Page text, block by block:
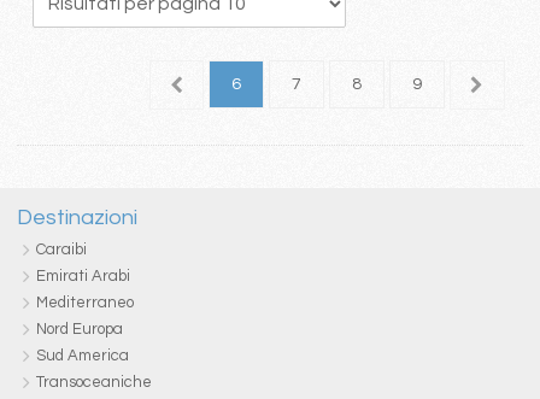
5 6 7 8 9 10
Destinazioni
Caraibi
Emirati Arabi
Mediterraneo
Nord Europa
Sud America
Transoceaniche